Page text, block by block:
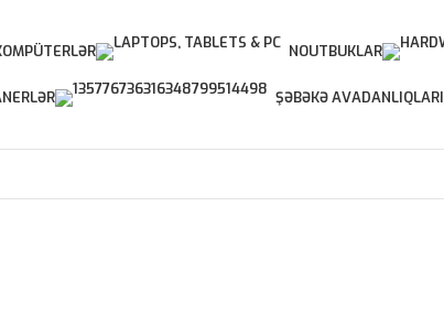
NOUTBUKLAR
ŞƏBƏKƏ AVADANLIQLARI